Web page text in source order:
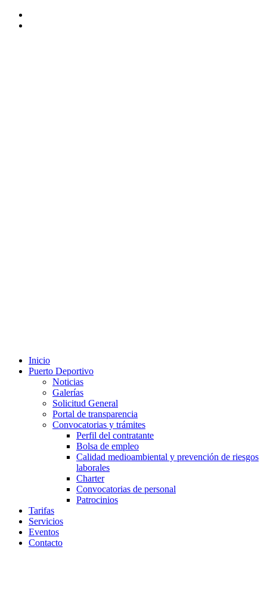
Inicio
Puerto Deportivo
Noticias
Galerías
Solicitud General
Portal de transparencia
Convocatorias y trámites
Perfil del contratante
Bolsa de empleo
Calidad medioambiental y prevención de riesgos
laborales
Charter
Convocatorias de personal
Patrocinios
Tarifas
Servicios
Eventos
Contacto